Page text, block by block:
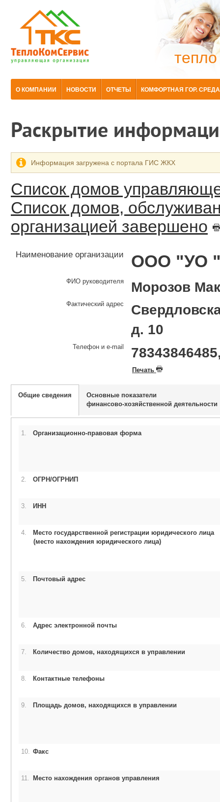
тепло
О КОМПАНИИ НОВОСТИ ОТЧЕТЫ КОМФОРТНАЯ ГОР. СРЕДА
Раскрытие
Информация загружена с портала ГИС ЖКХ
Список домов
Список домов,
организацией завершено
Наименование организации ООО "УО
ФИО руководителя Морозов
Фактический адрес
д. 10
Телефон и e-mail
Печать
Общие сведения
Основные показатели
финансово-хозяйственной деятельности
1. Организационно-правовая форма
2. ОГРН/ОГРНИП
3. ИНН
4.
Место государственной регистрации юридического лица
(место нахождения юридического лица)
5. Почтовый адрес
6. Адрес электронной почты
7. Количество домов, находящихся в управлении
8. Контактные телефоны
9. Площадь домов, находящихся в управлении
10. Факс
11. Место нахождения органов управления